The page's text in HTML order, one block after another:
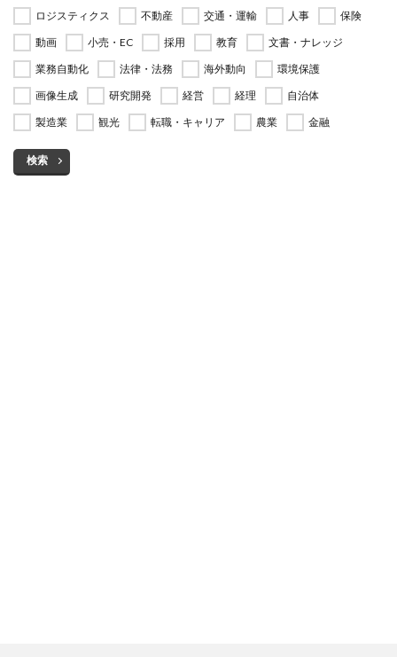
ロジスティクス 不動産 交通・運輸 人事
保険
動画
小売・EC 採用 教育
文書・ナレッジ
業務自動化
法律・法務 海外動向
環境保護
画像生成
研究開発 経営 経理
自治体
製造業
観光 転職・キャリア 農業 金融
検索